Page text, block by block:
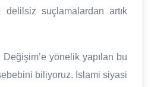
delilsiz suçlamalardan artık
Değişim’e yönelik yapılan bu
biliyoruz. İslami siyasi